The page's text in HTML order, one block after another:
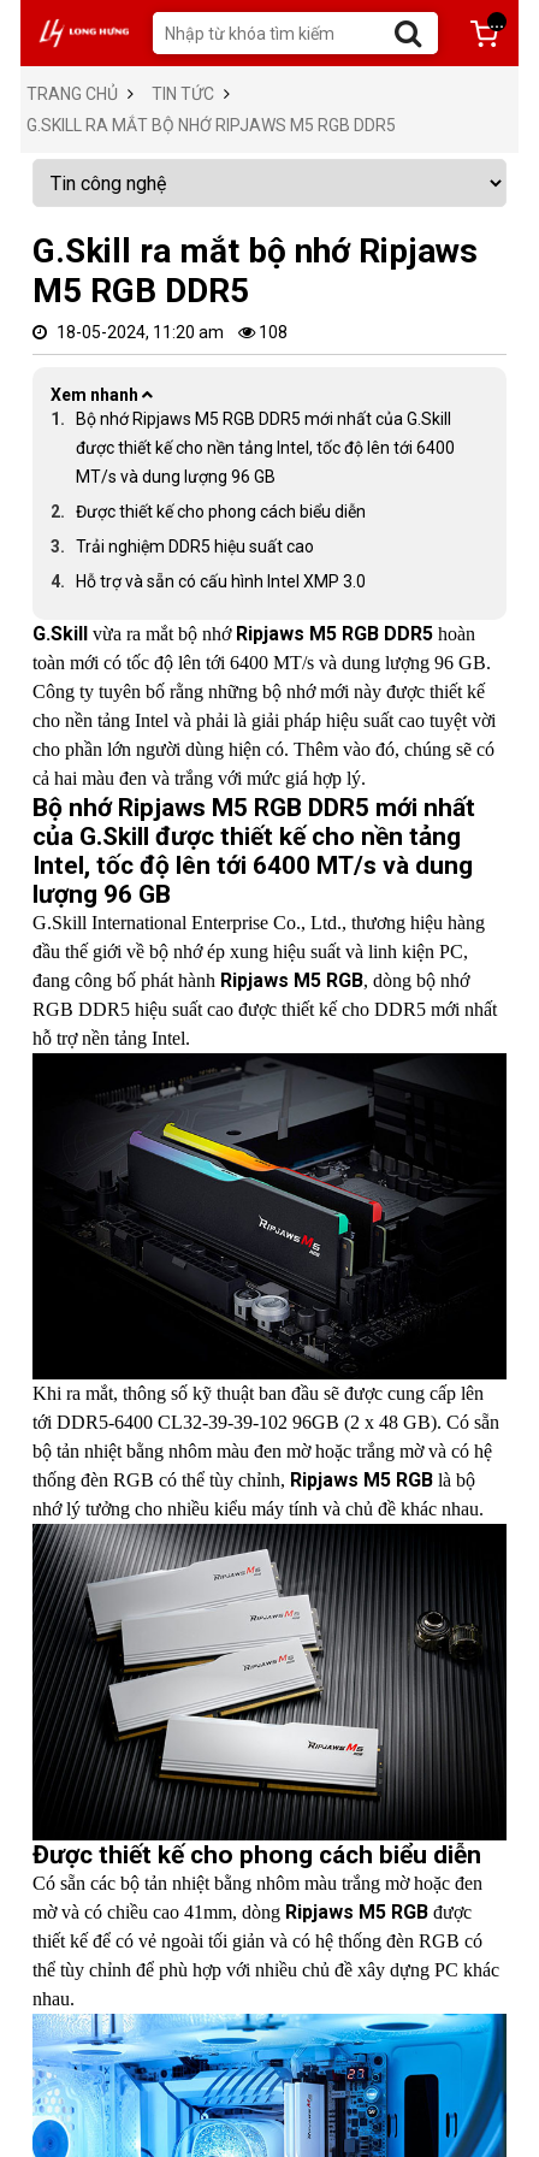
...
TRANG CHỦ
TIN TỨC
G.SKILL RA MẮT BỘ NHỚ RIPJAWS M5 RGB DDR5
G.Skill ra mắt bộ nhớ Ripjaws
M5 RGB DDR5
18-05-2024, 11:20 am 108
Xem nhanh
Bộ nhớ Ripjaws M5 RGB DDR5 mới nhất của G.Skill
được thiết kế cho nền tảng Intel, tốc độ lên tới 6400
MT/s và dung lượng 96 GB
Được thiết kế cho phong cách biểu diễn
Trải nghiệm DDR5 hiệu suất cao
Hỗ trợ và sẵn có cấu hình Intel XMP 3.0
G.Skill vừa ra mắt bộ nhớRipjaws M5 RGB DDR5 hoàn
toàn mới có tốc độ lên tới 6400 MT/s và dung lượng 96 GB.
Công ty tuyên bố rằng những bộ nhớ mới này được thiết kế
cho nền tảng Intel và phải là giải pháp hiệu suất cao tuyệt vời
cho phần lớn người dùng hiện có. Thêm vào đó, chúng sẽ có
cả hai màu đen và trắng với mức giá hợp lý.
Bộ nhớ Ripjaws M5 RGB DDR5 mới nhất
của G.Skill được thiết kế cho nền tảng
Intel, tốc độ lên tới 6400 MT/s và dung
lượng 96 GB
G.Skill International Enterprise Co., Ltd., thương hiệu hàng
đầu thế giới về bộ nhớ ép xung hiệu suất và linh kiện PC,
đang công bố phát hành Ripjaws M5 RGB, dòng bộ nhớ
RGB DDR5 hiệu suất cao được thiết kế cho DDR5 mới nhất
hỗ trợ nền tảng Intel.
Khi ra mắt, thông số kỹ thuật ban đầu sẽ được cung cấp lên
tới DDR5-6400 CL32-39-39-102 96GB (2 x 48 GB). Có sẵn
bộ tản nhiệt bằng nhôm màu đen mờ hoặc trắng mờ và có hệ
thống đèn RGB có thể tùy chỉnh, Ripjaws M5 RGB là bộ
nhớ lý tưởng cho nhiều kiểu máy tính và chủ đề khác nhau.
Được thiết kế cho phong cách biểu diễn
Có sẵn các bộ tản nhiệt bằng nhôm màu trắng mờ hoặc đen
mờ và có chiều cao 41mm, dòng Ripjaws M5 RGB được
thiết kế để có vẻ ngoài tối giản và có hệ thống đèn RGB có
thể tùy chỉnh để phù hợp với nhiều chủ đề xây dựng PC khác
nhau.